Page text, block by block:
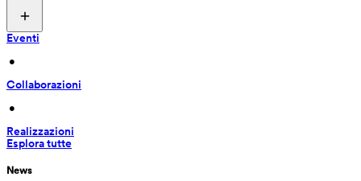
Eventi
•
Collaborazioni
•
Realizzazioni
Esplora tutte
News